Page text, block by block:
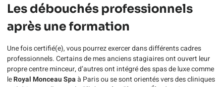
Les débouchés professionnels
après une formation
Une fois certifié(e), vous pourrez exercer dans différents cadres
professionnels. Certains de mes anciens stagiaires ont ouvert leur
propre centre minceur, d’autres ont intégré des spas de luxe comme
leRoyal Monceau Spaà Paris ou se sont orientés vers des cliniques